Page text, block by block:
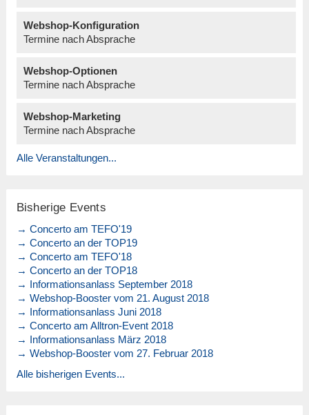
Webshop-Konfiguration
Termine nach Absprache
Webshop-Optionen
Termine nach Absprache
Webshop-Marketing
Termine nach Absprache
Alle Veranstaltungen...
Bisherige Events
→ Concerto am TEFO'19
→ Concerto an der TOP19
→ Concerto am TEFO'18
→ Concerto an der TOP18
→ Informationsanlass September 2018
→ Webshop-Booster vom 21. August 2018
→ Informationsanlass Juni 2018
→ Concerto am Alltron-Event 2018
→ Informationsanlass März 2018
→ Webshop-Booster vom 27. Februar 2018
Alle bisherigen Events...